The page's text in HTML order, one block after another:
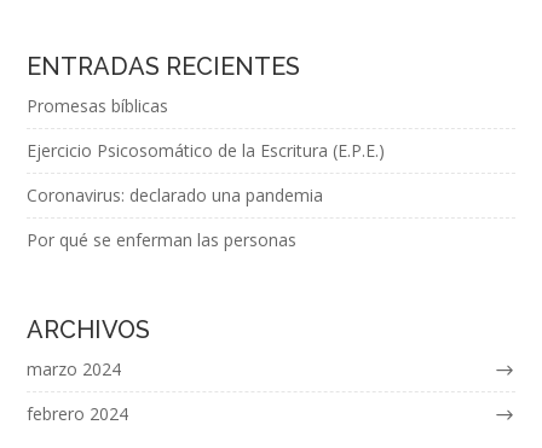
ENTRADAS RECIENTES
Promesas bíblicas
Ejercicio Psicosomático de la Escritura (E.P.E.)
Coronavirus: declarado una pandemia
Por qué se enferman las personas
ARCHIVOS
marzo 2024
febrero 2024